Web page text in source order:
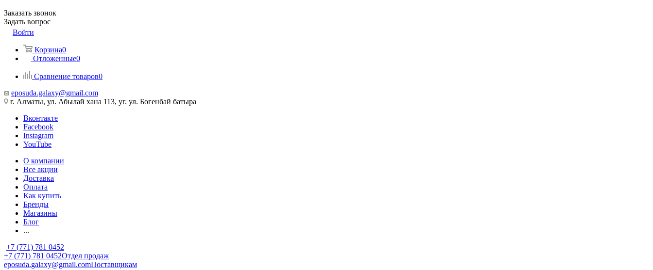
Заказать звонок
Задать вопрос
Войти
Корзина0
Отложенные0
Сравнение товаров0
eposuda.galaxy@gmail.com
г. Алматы, ул. Абылай хана 113, уг. ул. Богенбай батыра
Вконтакте
Facebook
Instagram
YouTube
О компании
Все акции
Доставка
Оплата
Как купить
Бренды
Магазины
Блог
...
+7 (771) 781 0452
+7 (771) 781 0452Отдел продаж
eposuda.galaxy@gmail.comПоставщикам